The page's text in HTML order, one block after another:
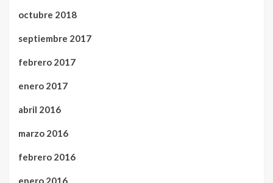
octubre 2018
septiembre 2017
febrero 2017
enero 2017
abril 2016
marzo 2016
febrero 2016
enero 2016